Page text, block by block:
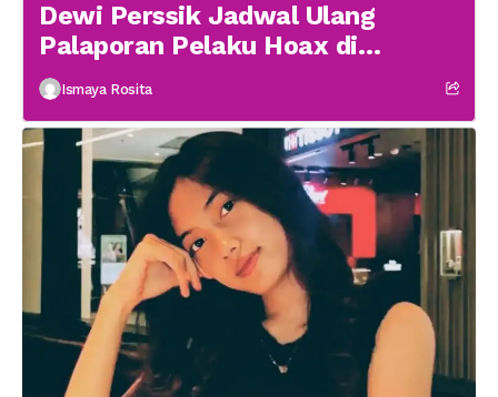
Dewi Perssik Jadwal Ulang
Palaporan Pelaku Hoax di
Medsos
Ismaya Rosita